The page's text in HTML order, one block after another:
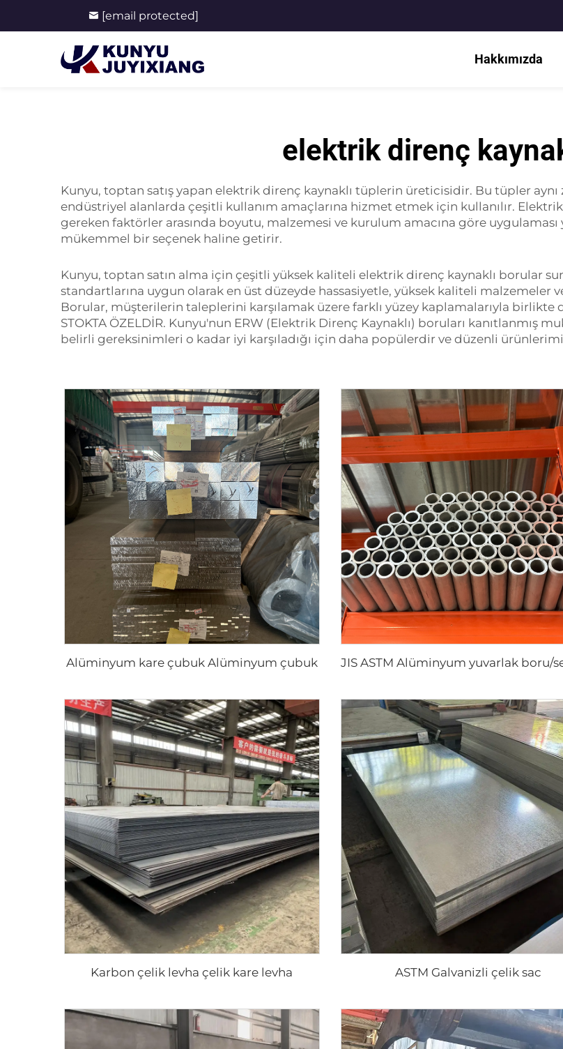
[email protected]
Hakkımızda
elektrik direnç
Kunyu, toptan satış yapan elektrik direnç kaynaklı tüplerin üreticisidir. Bu tüpler
endüstriyel alanlarda çeşitli kullanım amaçlarına hizmet etmek için kullanılır.
gereken faktörler arasında boyutu, malzemesi ve kurulum amacına göre uygulaması
mükemmel bir seçenek haline getirir.
Kunyu, toptan satın alma için çeşitli yüksek kaliteli elektrik direnç kaynaklı borular
standartlarına uygun olarak en üst düzeyde hassasiyetle, yüksek kaliteli
Borular, müşterilerin taleplerini karşılamak üzere farklı yüzey kaplamalarıyla
STOKTA ÖZELDİR. Kunyu'nun ERW (Elektrik Direnç Kaynaklı) boruları kanıtlanmış
belirli gereksinimleri o kadar iyi karşıladığı için daha popülerdir ve düzenli
Alüminyum kare çubuk Alüminyum çubuk
Karbon çelik levha çelik kare levha ASTM Galvanizli çelik sac